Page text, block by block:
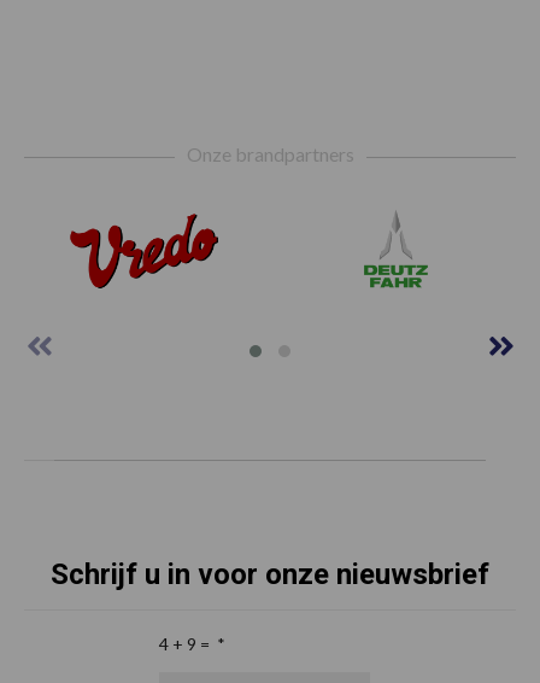
Onze brandpartners
Schrijf u in voor onze nieuwsbrief
4 + 9 = *